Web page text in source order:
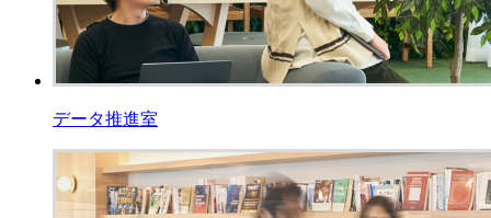
データ推進室